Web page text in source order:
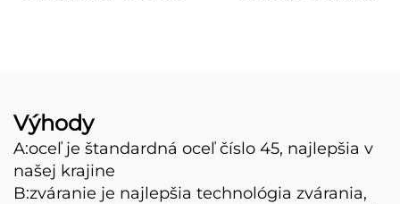
Výhody
A:oceľ je štandardná oceľ číslo 45, najlepšia v
našej krajine
B:zváranie je najlepšia technológia zvárania,